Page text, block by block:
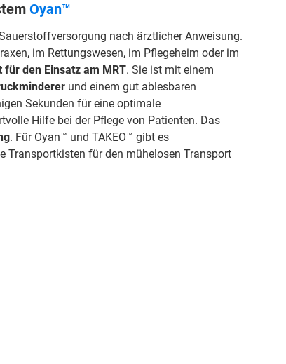
Oyan™
nach ärztlicher Anweisung.
im Rettungswesen, im Pflegeheim oder im
für den Einsatz am MRT. Sie ist mit einem
und einem gut ablesbaren
Sekunden für eine optimale
Hilfe bei der Pflege von Patienten. Das
. Für Oyan™ und TAKEO™ gibt es
Transportkisten für den mühelosen Transport